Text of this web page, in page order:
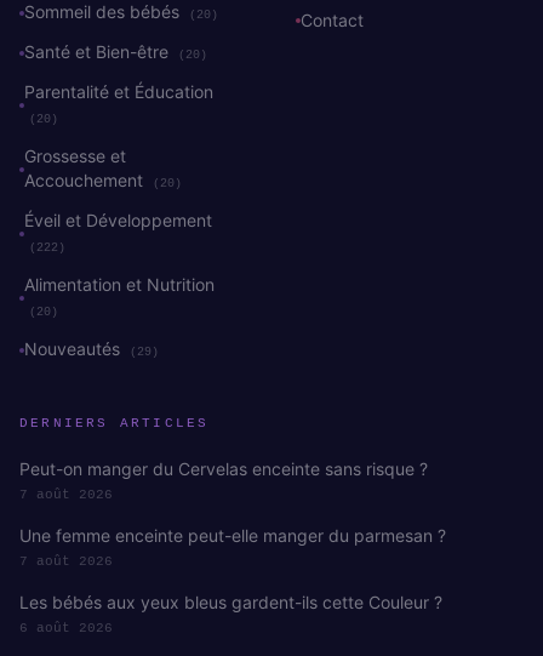
Sommeil des bébés (20)
Santé et Bien-être (20)
Parentalité et Éducation
(20)
Grossesse et
Accouchement
(20)
Éveil et Développement
(222)
Alimentation et Nutrition
(20)
Nouveautés (29)
Contact
DERNIERS ARTICLES
Peut-on manger du Cervelas enceinte sans risque ?
7 août 2026
Une femme enceinte peut-elle manger du parmesan ?
7 août 2026
Les bébés aux yeux bleus gardent-ils cette Couleur ?
6 août 2026